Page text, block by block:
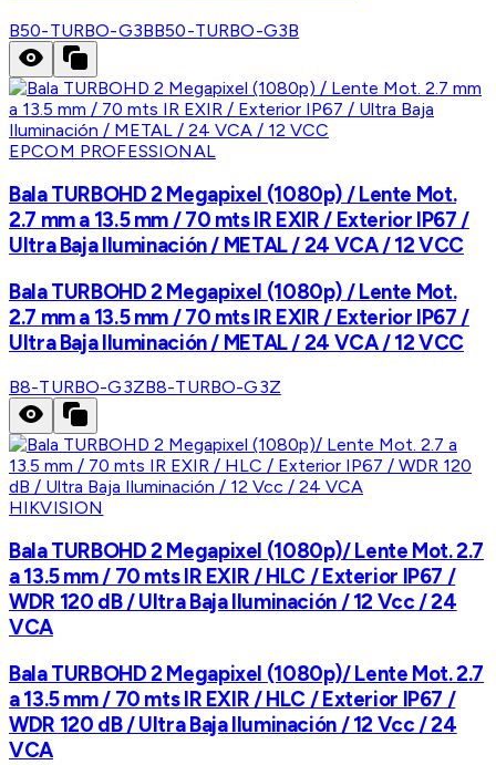
B50-TURBO-G3BB50-TURBO-G3B
EPCOM PROFESSIONAL
Bala TURBOHD 2 Megapixel (1080p) / Lente Mot.
2.7 mm a 13.5 mm / 70 mts IR EXIR / Exterior IP67 /
Ultra Baja Iluminación / METAL / 24 VCA / 12 VCC
Bala TURBOHD 2 Megapixel (1080p) / Lente Mot.
2.7 mm a 13.5 mm / 70 mts IR EXIR / Exterior IP67 /
Ultra Baja Iluminación / METAL / 24 VCA / 12 VCC
B8-TURBO-G3ZB8-TURBO-G3Z
HIKVISION
Bala TURBOHD 2 Megapixel (1080p)/ Lente Mot. 2.7
a 13.5 mm / 70 mts IR EXIR / HLC / Exterior IP67 /
WDR 120 dB / Ultra Baja Iluminación / 12 Vcc / 24
VCA
Bala TURBOHD 2 Megapixel (1080p)/ Lente Mot. 2.7
a 13.5 mm / 70 mts IR EXIR / HLC / Exterior IP67 /
WDR 120 dB / Ultra Baja Iluminación / 12 Vcc / 24
VCA